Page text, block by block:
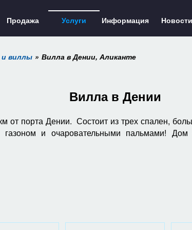
Продажа Услуги Информация Новости
и виллы Вилла в Дении, Аликанте
Вилла в Дении
от порта Дении. Состоит из трех спален,
газоном и очаровательными пальмами!